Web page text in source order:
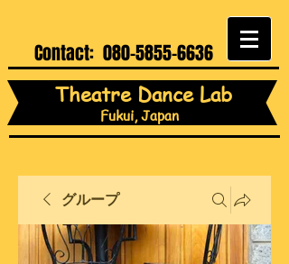
Contact: 080-5855-6636
Theatre Dance Lab
Fukui, Japan
グループ